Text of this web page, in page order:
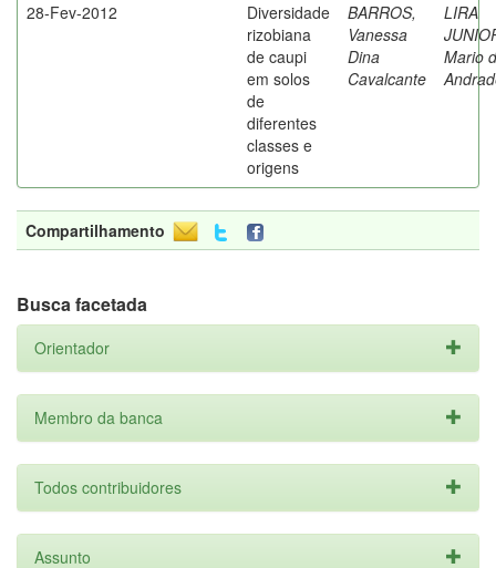
28-Fev-2012
Diversidade
rizobiana
de caupi
em solos
de
diferentes
classes e
origens
BARROS,
Vanessa
Dina
Cavalcante
LIRA
Mario
Compartilhamento
Busca facetada
Orientador
Membro da banca
Todos contribuidores
Assunto